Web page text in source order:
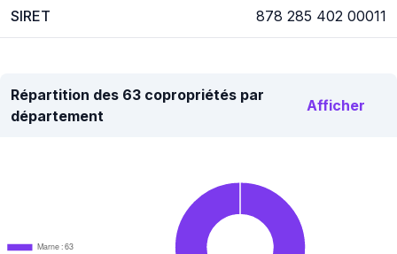
SIRET 878 285 402 00011
Répartition des 63 copropriétés par
département
Afficher
Marne : 63